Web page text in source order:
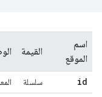
اسم
الموقع
القيمة
id سلسلة